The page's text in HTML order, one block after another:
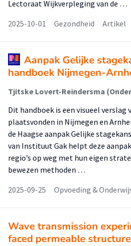
Lectoraat Wijkverpleging van de …
2025-10-01
Gezondheid Artikel
Aanpak Gelijke
handboek Nijmegen-
Dit handboek is een visueel verslag
plaatsvonden in Nijmegen en
de Haagse aanpak Gelijke
van Instituut Gak helpt deze
regio’s op weg met hun eigen
bewezen methoden …
2025-09-25
Opvoeding &
Wave transmission
faced permeable